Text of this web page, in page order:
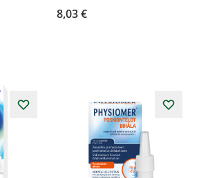
8,03 €